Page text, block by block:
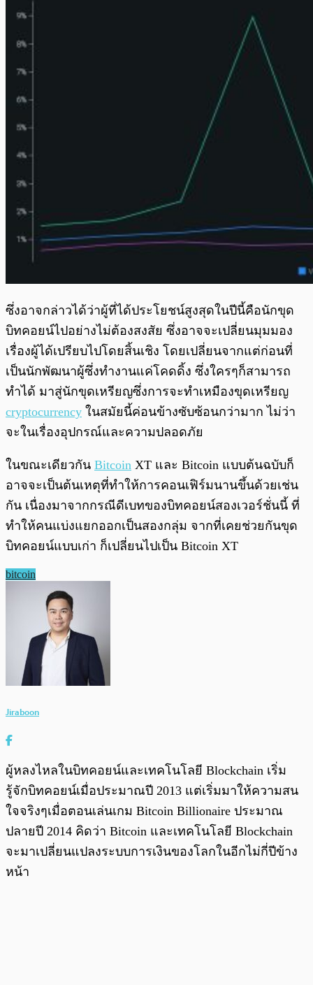
ซึ่งอาจกล่าวได้ว่าผู้ที่ได้ประโยชน์สูงสุดในปีนี้คือนักขุด
บิทคอยน์ไปอย่างไม่ต้องสงสัย ซึ่งอาจจะเปลี่ยนมุมมอง
เรื่องผู้ได้เปรียบไปโดยสิ้นเชิง โดยเปลี่ยนจากแต่ก่อนที่
เป็นนักพัฒนาผู้ซึ่งทำงานแค่โคดดิ้ง ซึ่งใครๆก็สามารถ
ทำได้ มาสู่นักขุดเหรียญซึ่งการจะทำเหมืองขุดเหรียญ
cryptocurrency ในสมัยนี้ค่อนข้างซับซ้อนกว่ามาก ไม่ว่า
จะในเรื่องอุปกรณ์และความปลอดภัย
ในขณะเดียวกัน Bitcoin XT และ Bitcoin แบบต้นฉบับก็
อาจจะเป็นต้นเหตุที่ทำให้การคอนเฟิร์มนานขึ้นด้วยเช่น
กัน เนื่องมาจากกรณีดีเบทของบิทคอยน์สองเวอร์ชั่นนี้ ที่
ทำให้คนแบ่งแยกออกเป็นสองกลุ่ม จากที่เคยช่วยกันขุด
บิทคอยน์แบบเก่า ก็เปลี่ยนไปเป็น Bitcoin XT
bitcoin
Jiraboon
ผู้หลงไหลในบิทคอยน์และเทคโนโลยี Blockchain เริ่ม
รู้จักบิทคอยน์เมื่อประมาณปี 2013 แต่เริ่มมาให้ความสน
ใจจริงๆเมื่อตอนเล่นเกม Bitcoin Billionaire ประมาณ
ปลายปี 2014 คิดว่า Bitcoin และเทคโนโลยี Blockchain
จะมาเปลี่ยนแปลงระบบการเงินของโลกในอีกไม่กี่ปีข้าง
หน้า